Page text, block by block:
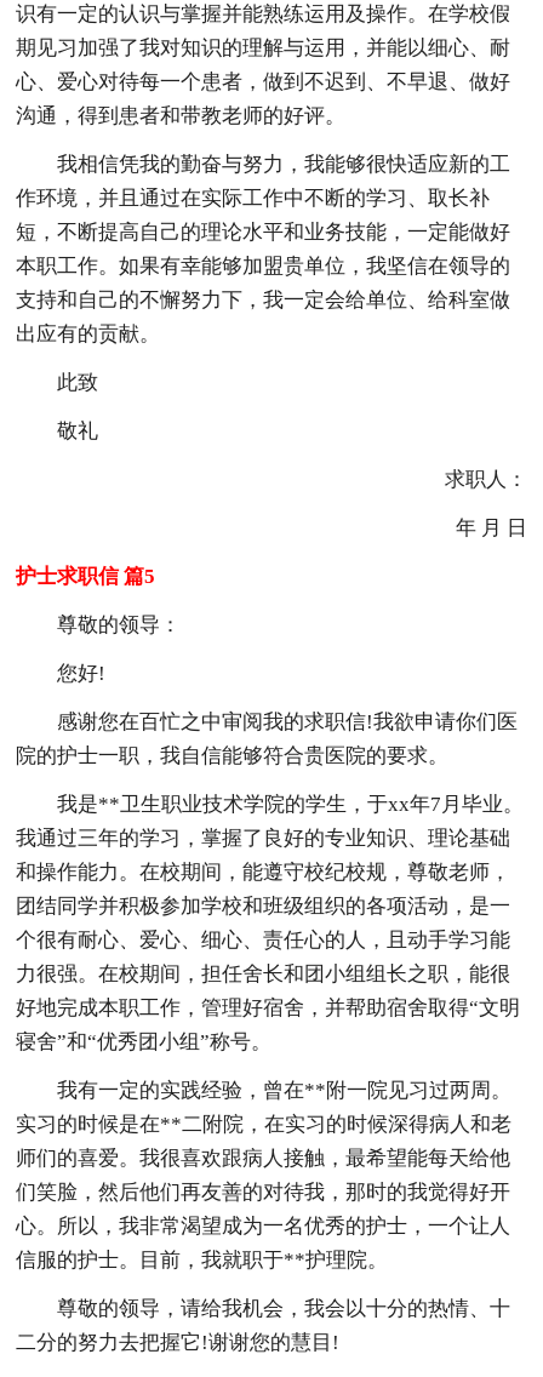
识有一定的认识与掌握并能熟练运用及操作。在学校假
期见习加强了我对知识的理解与运用，并能以细心、耐
心、爱心对待每一个患者，做到不迟到、不早退、做好
沟通，得到患者和带教老师的好评。
我相信凭我的勤奋与努力，我能够很快适应新的工
作环境，并且通过在实际工作中不断的学习、取长补
短，不断提高自己的理论水平和业务技能，一定能做好
本职工作。如果有幸能够加盟贵单位，我坚信在领导的
支持和自己的不懈努力下，我一定会给单位、给科室做
出应有的贡献。
此致
敬礼
求职人：
年 月 日
护士求职信 篇5
尊敬的领导：
您好!
感谢您在百忙之中审阅我的求职信!我欲申请你们医
院的护士一职，我自信能够符合贵医院的要求。
我是**卫生职业技术学院的学生，于xx年7月毕业。
我通过三年的学习，掌握了良好的专业知识、理论基础
和操作能力。在校期间，能遵守校纪校规，尊敬老师，
团结同学并积极参加学校和班级组织的各项活动，是一
个很有耐心、爱心、细心、责任心的人，且动手学习能
力很强。在校期间，担任舍长和团小组组长之职，能很
好地完成本职工作，管理好宿舍，并帮助宿舍取得“文明
寝舍”和“优秀团小组”称号。
我有一定的实践经验，曾在**附一院见习过两周。
实习的时候是在**二附院，在实习的时候深得病人和老
师们的喜爱。我很喜欢跟病人接触，最希望能每天给他
们笑脸，然后他们再友善的对待我，那时的我觉得好开
心。所以，我非常渴望成为一名优秀的护士，一个让人
信服的护士。目前，我就职于**护理院。
尊敬的领导，请给我机会，我会以十分的热情、十
二分的努力去把握它!谢谢您的慧目!